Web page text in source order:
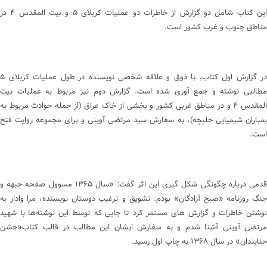
این کتاب شامل دو گزارش از خاطرات دو عملیات کربلای ۵ و بیت المقدس ۴ در
مناطق جنوب و غرب کشور است.
در گزارش اول کتاب٬ با ذوق و علاقه شخصی نویسنده در طول عملیات کربلای ۵
مطالبی نوشته و جمع آوری شده است. گزارش دوم نیز مربوط به عملیات بیت
المقدس ۴ و در مناطق غربی کشور و بخشی از خاک عراق (از جمله حوادث مربوط به
بمباران شیمیایی حلبچه)، به سفارش سید مرتضی آوینی و برای مجموعه روایت فتح
است.
قدمی درباره چگونگی شکل گیری این اثر گفت: «سال ۱۳۶۵ مسوول صفحه جبهه و
جنگ روزنامه «صبح آزادگان» بودم. تشویق و ترغیب دوستان نویسنده، مرا وادار به
نوشتن خاطرات و گزارش های مستمر کرد تا جایی که توسط این نوشته‌ها با شهید
مرتضی آوینی آشنا شدم و به سفارش ایشان این مطالب در قالب کتاب«جشن
حنابندان» در سال ۱۳۶۸ به چاپ اول رسید.